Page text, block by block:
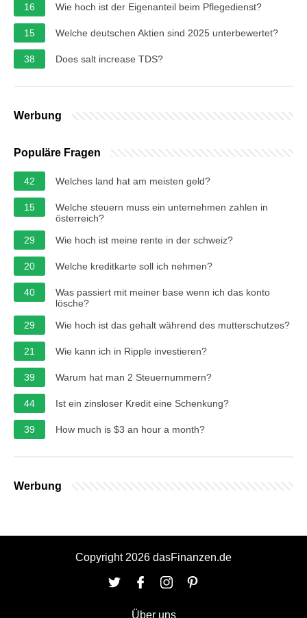
16 Wie hoch ist der Eigenanteil beim Pflegedienst?
15 Welche deutschen Aktien sind 2025 unterbewertet?
38 Does salt increase TDS?
Werbung
Populäre Fragen
42 Welches land hat am meisten geld?
15
Welche steuern muss ein unternehmen zahlen in
österreich?
29
Wie hoch ist meine rente in der schweiz?
20 Welche kreditkarte soll ich nehmen?
40
Was passiert mit meiner base wenn ich das konto
lösche?
29
Wie hoch ist das gehalt während des mutterschutzes?
21 Wie kann ich in Ripple investieren?
39 Warum hat man 2 Steuernummern?
44 Ist ein zinsloser Kredit eine Schenkung?
39 How much is $3 an hour a month?
Werbung
Copyright 2026 dasFinanzen.de
Über uns